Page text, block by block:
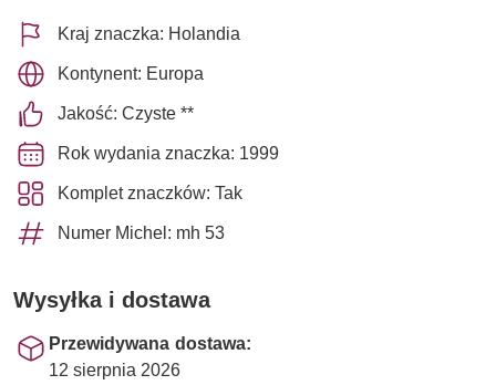
Kraj znaczka: Holandia
Kontynent: Europa
Jakość: Czyste **
Rok wydania znaczka: 1999
Komplet znaczków: Tak
Numer Michel: mh 53
Wysyłka i dostawa
Przewidywana dostawa:
12 sierpnia 2026